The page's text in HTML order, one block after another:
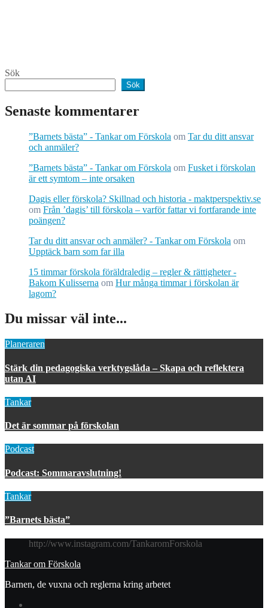
Sök
Sök
Senaste kommentarer
”Barnets bästa” - Tankar om Förskola om Tar du ditt ansvar
och anmäler?
”Barnets bästa” - Tankar om Förskola om Fusket i förskolan
är ett symtom – inte orsaken
Dagis eller förskola? Skillnad och historia - maktperspektiv.se
om Från ’dagis’ till förskola – varför fattar vi fortfarande inte
poängen?
Tar du ditt ansvar och anmäler? - Tankar om Förskola om
Upptäck barn som far illa
15 timmar förskola föräldraledig – regler & rättigheter -
Bakom Kulisserna om Hur många timmar i förskolan är
lagom?
Du missar väl inte...
Planeraren
Stärk din pedagogiska verktygslåda – Skapa och reflektera
utan AI
Tankar
Det är sommar på förskolan
Podcast
Podcast: Sommaravslutning!
Tankar
”Barnets bästa”
http://www.instagram.com/TankaromForskola
Tankar om Förskola
Barnen, de vuxna och reglerna kring arbetet